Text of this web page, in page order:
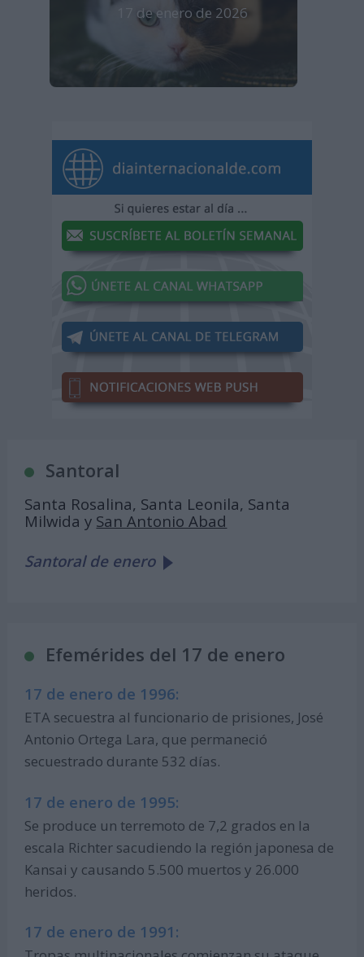
17 de enero de 2026
Santoral
Santa Rosalina, Santa Leonila, Santa
Milwida y San Antonio Abad
Santoral de enero
Efemérides del 17 de enero
17 de enero de 1996:
ETA secuestra al funcionario de prisiones, José
Antonio Ortega Lara, que permaneció
secuestrado durante 532 días.
17 de enero de 1995:
Se produce un terremoto de 7,2 grados en la
escala Richter sacudiendo la región japonesa de
Kansai y causando 5.500 muertos y 26.000
heridos.
17 de enero de 1991: